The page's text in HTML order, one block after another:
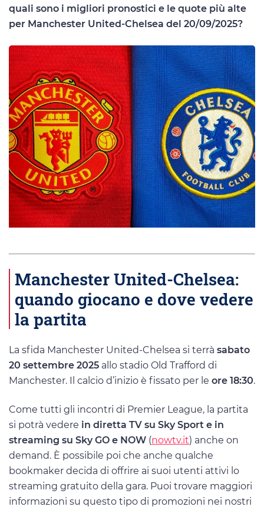
quali sono i migliori pronostici e le quote più alte
per Manchester United-Chelsea del 20/09/2025?
Manchester United-Chelsea:
quando giocano e dove vedere
la partita
La sfida Manchester United-Chelsea si terrà sabato
20 settembre 2025 allo stadio Old Trafford di
Manchester. Il calcio d’inizio è fissato per le ore 18:30.
Come tutti gli incontri di Premier League, la partita
si potrà vedere in diretta TV su Sky Sport e in
streaming su Sky GO e NOW (nowtv.it) anche on
demand. È possibile poi che anche qualche
bookmaker decida di offrire ai suoi utenti attivi lo
streaming gratuito della gara. Puoi trovare maggiori
informazioni su questo tipo di promozioni nei nostri